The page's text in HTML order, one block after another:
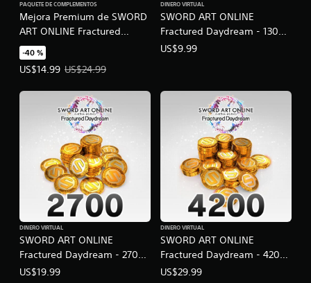
Mejora Premium de SWORD
ART ONLINE Fractured
Daydream
PAQUETE DE COMPLEMENTOS
-40 %
US$14.99
Precio de la oferta: US$14.99. Precio original: US$24.99.
US$24.99
SWORD ART ONLINE
Fractured Daydream - 1300
medallas SAO
DINERO VIRTUAL
US$9.99
SWORD ART ONLINE
Fractured Daydream - 2700
medallas SAO
DINERO VIRTUAL
US$19.99
SWORD ART ONLINE
Fractured Daydream - 4200
medallas SAO
DINERO VIRTUAL
US$29.99